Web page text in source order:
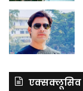
एक्सक्लूसिव